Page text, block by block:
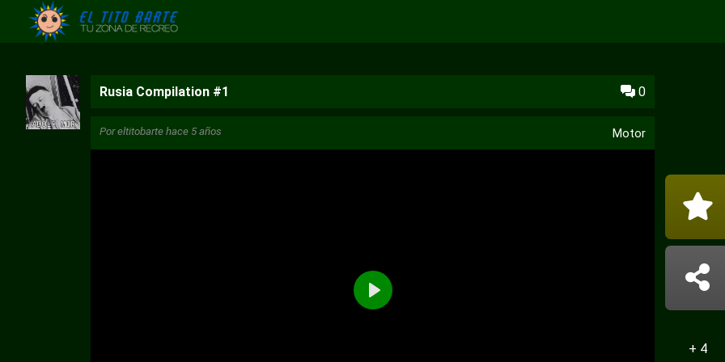
Rusia Compilation #1 0
Poreltitobartehace 5 años Motor
Reproducir
+ 4